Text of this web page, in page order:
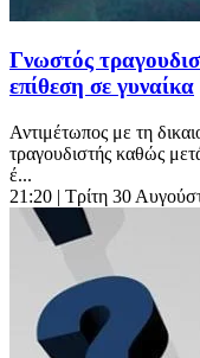
Γνωστός
επίθεση σε γυναίκα
Αντιμέτωπος με τη
τραγουδιστής καθώς
έ...
21:20 | Τρίτη 30